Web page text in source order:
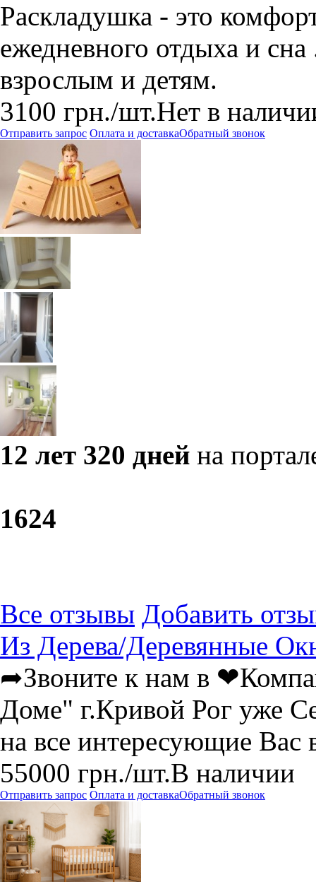
Раскладушка - это
ежедневного отдыха и
взрослым и детям.
3100 грн./шт.Нет в
Отправить запрос Оплата и доставкаОбратный звонок
12 лет 320 дней на
1624
Все отзывы Добавить
Из Дерева/Деревянные
➦Звоните к нам в
Доме" г.Кривой Рог уже
на все интересующие
55000 грн./шт.В наличии
Отправить запрос Оплата и доставкаОбратный звонок